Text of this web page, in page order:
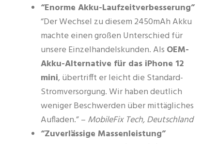
“Enorme Akku-Laufzeitverbesserung”
“Der Wechsel zu diesem 2450mAh Akku
machte einen großen Unterschied für
unsere Einzelhandelskunden. Als OEM-
Akku-Alternative für das iPhone 12
mini, übertrifft er leicht die Standard-
Stromversorgung. Wir haben deutlich
weniger Beschwerden über mittägliches
Aufladen.” – MobileFix Tech, Deutschland
“Zuverlässige Massenleistung”